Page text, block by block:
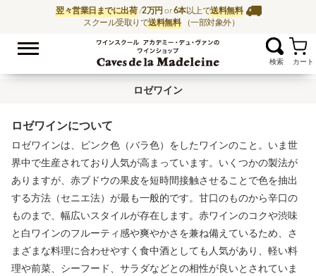
翌々営業日までに出荷/2万円 or6本以上で送料無料
スクール受取りで送料無料 （一部対象外）
ワイン通販ならワイ
お気に入
ロゼワイン
ロゼワインについて
ロゼワインは、ピンク色（バラ色）をしたワインのこと。いま世
界中で生産されており人気が高まっています。いくつかの製法が
ありますが、赤ブドウの果皮を短時間接触させることで色を抽出
する方法（セニエ法）が最も一般的です。甘口のものから辛口の
ものまで、幅広いスタイルが存在します。赤ワインのコクや渋味
と白ワインのフルーティ感や爽やかさを兼ね備えているため、さ
まざまな料理に合わせやすく食中酒としても人気があり、軽い料
理や前菜、シーフード、サラダなどとの相性が良いとされていま